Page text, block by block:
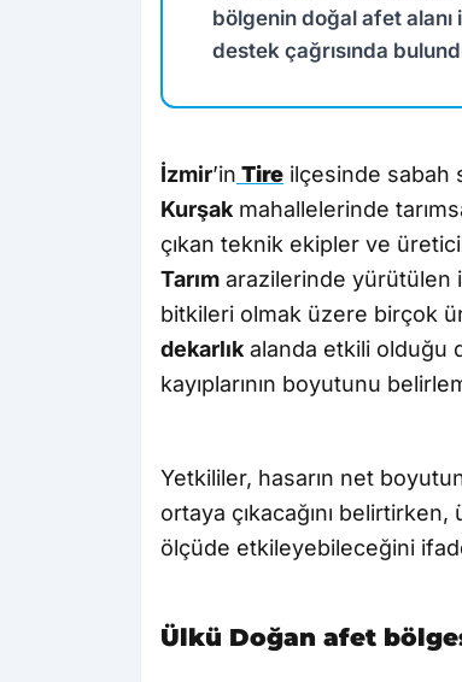
bölgenin doğal afet
destek çağrısında
İzmir’in Tire ilçesinde sabah
Kurşak mahallelerinde
çıkan teknik ekipler ve
Tarım arazilerinde yürütülen
bitkileri olmak üzere birçok
dekarlık alanda etkili olduğu
kayıplarının boyutunu
Yetkililer, hasarın net
ortaya çıkacağını
ölçüde etkileyebileceğini
Ülkü Doğan afet